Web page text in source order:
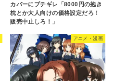
カバーにブチギレ「8000円の抱き
枕とか大人向けの価格設定だろ！
販売中止しろ！」
アニメ・漫画